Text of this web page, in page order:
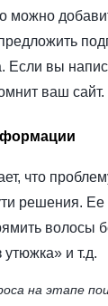
можно
Если вы
ваш сайт.
что
решения. Ее
волосы
утюжка» и т.д.
на этапе